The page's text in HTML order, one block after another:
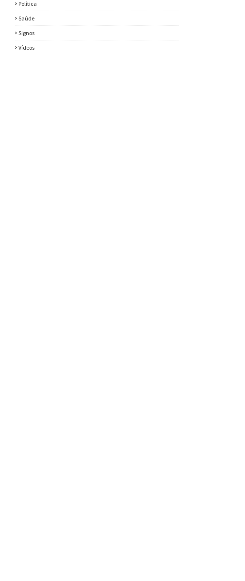
Política
Saúde
Signos
Vídeos